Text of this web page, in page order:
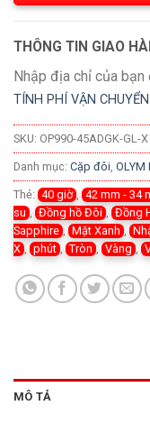
THÔNG TIN GIAO
Nhập địa chỉ của bạn
TÍNH PHÍ VẬN CHUYỂN
SKU: OP990-45ADGK-GL-
Danh mục: Cặp đôi OLYM
Thẻ: 40 giờ 42 mm - 34
su
Đồng hồ Đôi Đồng
Sapphire
Mặt Xanh
X
phút Tròn Vàng
MÔ TẢ